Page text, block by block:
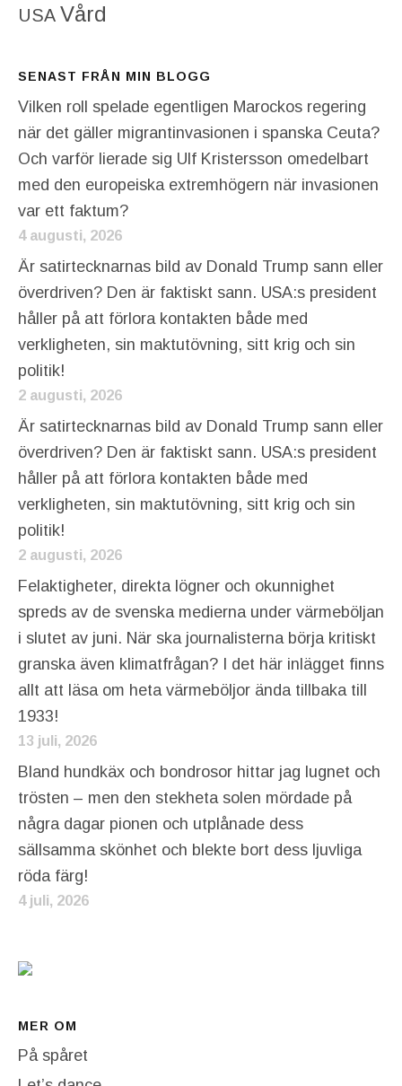
USA Vård
SENAST FRÅN MIN BLOGG
Vilken roll spelade egentligen Marockos regering
när det gäller migrantinvasionen i spanska Ceuta?
Och varför lierade sig Ulf Kristersson omedelbart
med den europeiska extremhögern när invasionen
var ett faktum?
4 augusti, 2026
Är satirtecknarnas bild av Donald Trump sann eller
överdriven? Den är faktiskt sann. USA:s president
håller på att förlora kontakten både med
verkligheten, sin maktutövning, sitt krig och sin
politik!
2 augusti, 2026
Är satirtecknarnas bild av Donald Trump sann eller
överdriven? Den är faktiskt sann. USA:s president
håller på att förlora kontakten både med
verkligheten, sin maktutövning, sitt krig och sin
politik!
2 augusti, 2026
Felaktigheter, direkta lögner och okunnighet
spreds av de svenska medierna under värmeböljan
i slutet av juni. När ska journalisterna börja kritiskt
granska även klimatfrågan? I det här inlägget finns
allt att läsa om heta värmeböljor ända tillbaka till
1933!
13 juli, 2026
Bland hundkäx och bondrosor hittar jag lugnet och
trösten – men den stekheta solen mördade på
några dagar pionen och utplånade dess
sällsamma skönhet och blekte bort dess ljuvliga
röda färg!
4 juli, 2026
MER OM
På spåret